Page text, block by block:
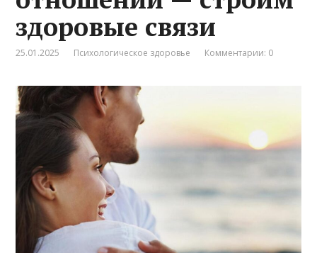
здоровые связи
25.01.2025 Психологическое здоровье Комментарии: 0